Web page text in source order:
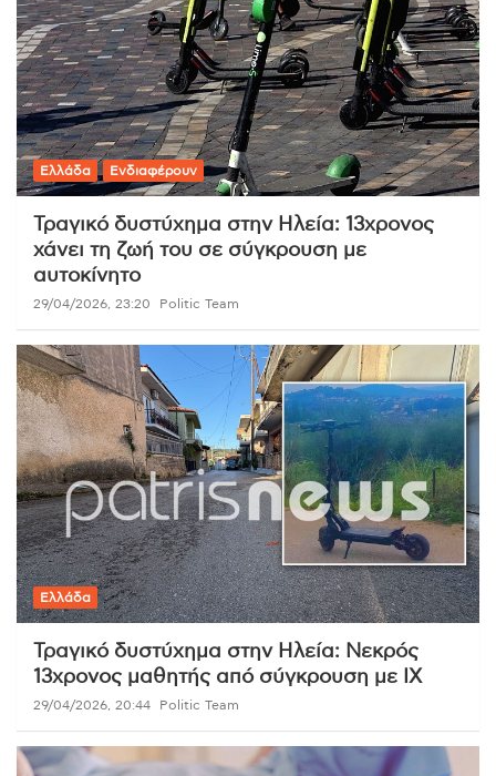
Ελλάδα Ενδιαφέρουν
Τραγικό δυστύχημα στην Ηλεία: 13χρονος
χάνει τη ζωή του σε σύγκρουση με
αυτοκίνητο
29/04/2026, 23:20 Politic Team
Ελλάδα
Τραγικό δυστύχημα στην Ηλεία: Νεκρός
13χρονος μαθητής από σύγκρουση με ΙΧ
29/04/2026, 20:44 Politic Team